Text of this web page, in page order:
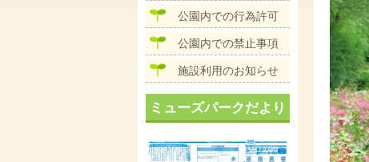
公園内での行為許可
公園内での禁止事項
施設利用のお知らせ
ミューズパークだより